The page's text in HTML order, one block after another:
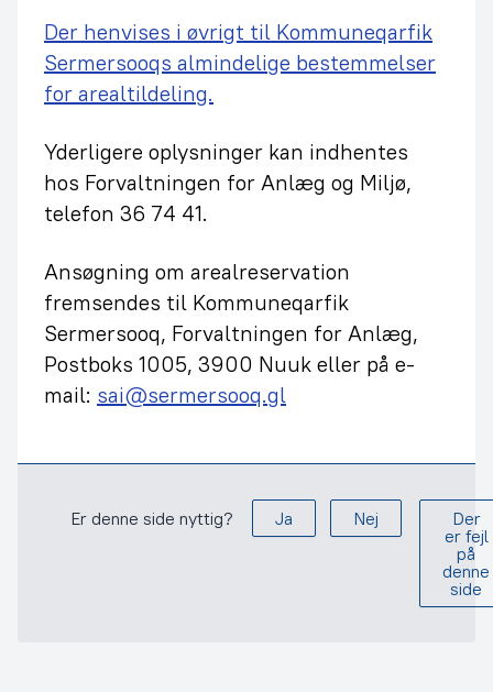
Der henvises i øvrigt til Kommuneqarfik
Sermersooqs almindelige bestemmelser
for arealtildeling.
Yderligere oplysninger kan indhentes
hos Forvaltningen for Anlæg og Miljø,
telefon 36 74 41.
Ansøgning om arealreservation
fremsendes til Kommuneqarfik
Sermersooq, Forvaltningen for Anlæg,
Postboks 1005, 3900 Nuuk eller på e-
mail: sai@sermersooq.gl
Er denne side nyttig? Ja Nej
Der
er fejl
på
denne
side